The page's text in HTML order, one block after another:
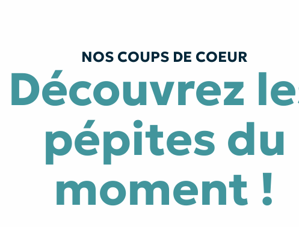
NOS COUPS DE COEUR
Découvrez
pépites du
moment !